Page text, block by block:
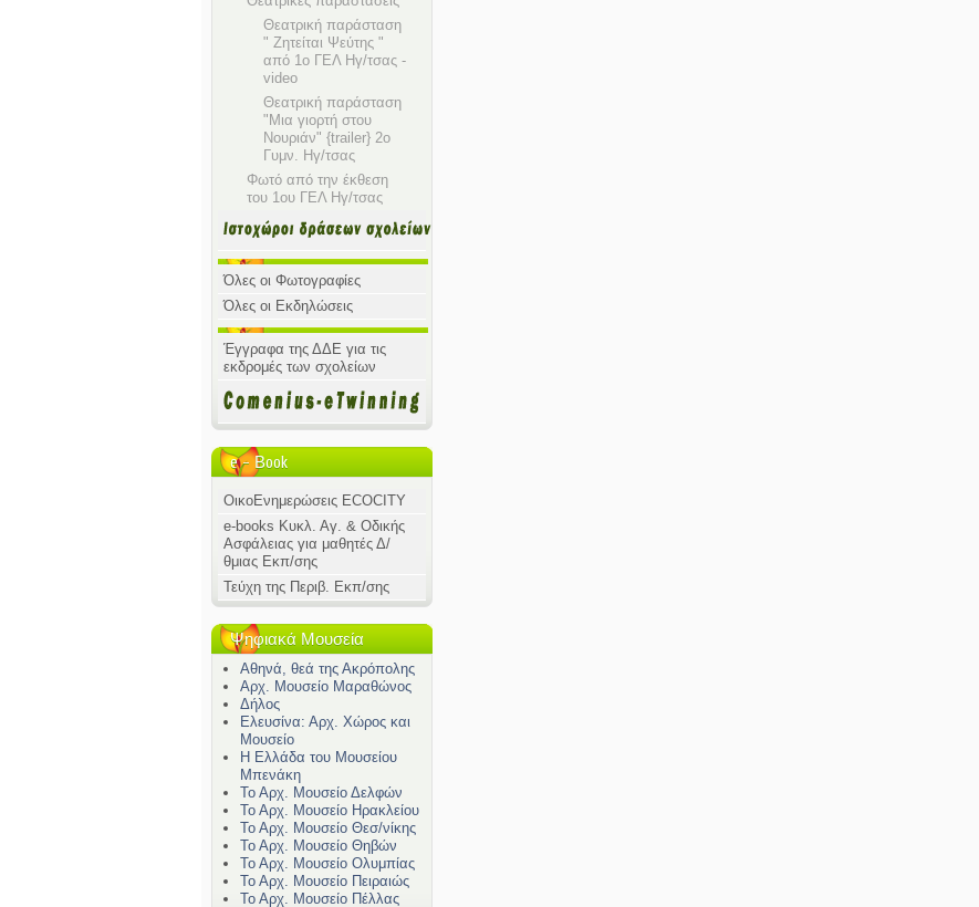
Θεατρική παράσταση
" Ζητείται Ψεύτης "
από 1ο ΓΕΛ Ηγ/τσας -
video
Θεατρική παράσταση
"Μια γιορτή στου
Νουριάν" {trailer} 2ο
Γυμν. Ηγ/τσας
Φωτό από την έκθεση
του 1ου ΓΕΛ Ηγ/τσας
Όλες οι Φωτογραφίες
Όλες οι Εκδηλώσεις
Έγγραφα της ΔΔΕ για τις
εκδρομές των σχολείων
e - Βook
ΟικοΕνημερώσεις ECOCITY
e-books Κυκλ. Αγ. & Οδικής
Ασφάλειας για μαθητές Δ/
θμιας Εκπ/σης
Τεύχη της Περιβ. Εκπ/σης
Ψηφιακά Μουσεία
Αθηνά, θεά της Ακρόπολης
Αρχ. Μουσείο Μαραθώνος
Δήλος
Ελευσίνα: Αρχ. Χώρος και
Μουσείο
Η Ελλάδα του Μουσείου
Μπενάκη
Το Αρχ. Μουσείο Δελφών
Το Αρχ. Μουσείο Ηρακλείου
Το Αρχ. Μουσείο Θεσ/νίκης
Το Αρχ. Μουσείο Θηβών
Το Αρχ. Μουσείο Ολυμπίας
Το Αρχ. Μουσείο Πειραιώς
Το Αρχ. Μουσείο Πέλλας